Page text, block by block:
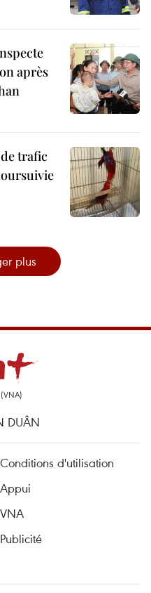
après
trafic
plus
DUÂN
Conditions d'utilisation
Appui
VNA
Publicité